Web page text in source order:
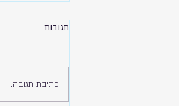
זה בעיה שלך
תגובות
כתיבת תגובה...